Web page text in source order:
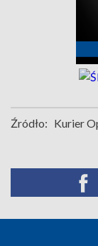
Źródło: Kurier